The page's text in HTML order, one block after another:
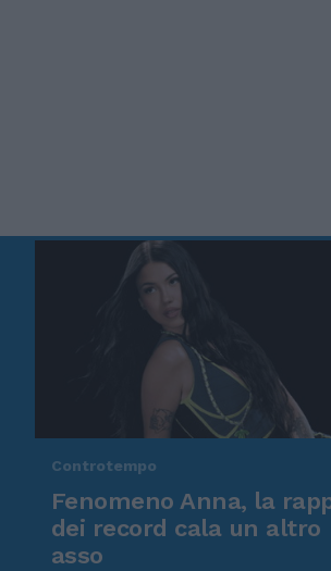
Controtempo
Fenomeno Anna, la
dei record cala un altro
asso